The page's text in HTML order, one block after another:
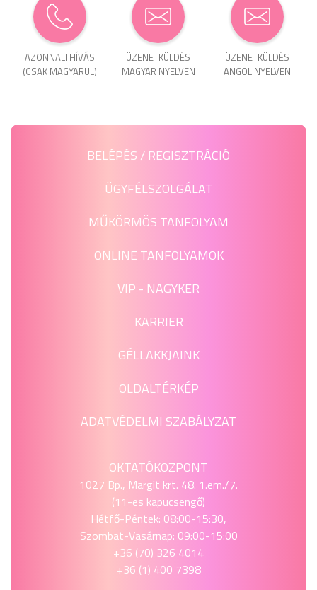
AZONNALI HÍVÁS
(CSAK MAGYARUL)
ÜZENET­KÜLDÉS
MAGYAR NYELVEN
ÜZENET­KÜLDÉS
ANGOL NYELVEN
BELÉPÉS / REGISZTRÁCIÓ
ÜGYFÉLSZOLGÁLAT
MŰKÖRMÖS TANFOLYAM
ONLINE TANFOLYAMOK
VIP - NAGYKER
KARRIER
GÉLLAKKJAINK
OLDALTÉRKÉP
ADATVÉDELMI SZABÁLYZAT
OKTATÓKÖZPONT
1027 Bp., Margit krt. 48. 1.em./7.
(11-es kapucsengő)
Hétfő-Péntek: 08:00-15:30,
Szombat-Vasárnap: 09:00-15:00
+36 (70) 326 4014
+36 (1) 400 7398